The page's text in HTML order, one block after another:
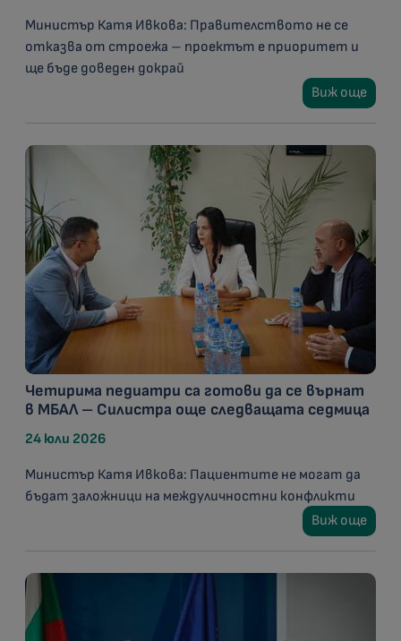
Министър Катя Ивкова: Правителството не се
отказва от строежа – проектът е приоритет и
ще бъде доведен докрай
Виж още
Четирима педиатри са готови да се върнат
в МБАЛ – Силистра още следващата седмица
24 юли 2026
Министър Катя Ивкова: Пациентите не могат да
бъдат заложници на междуличностни конфликти
Виж още